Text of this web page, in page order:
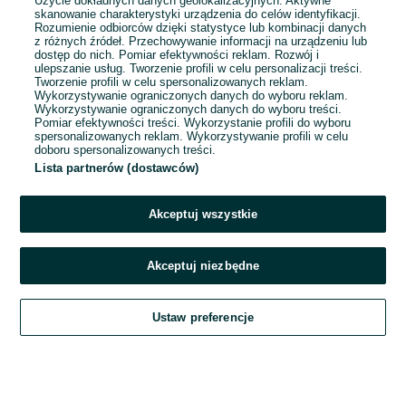
1 ... 6 ... 20
Zadzwoń / SMS
Szukaj Obserwujesz Dodaj Czat Konto
skanowanie charakterystyki urządzenia do celów identyfikacji.
Rozumienie odbiorców dzięki statystyce lub kombinacji danych
z różnych źródeł. Przechowywanie informacji na urządzeniu lub
dostęp do nich. Pomiar efektywności reklam. Rozwój i
ulepszanie usług. Tworzenie profili w celu personalizacji treści.
Tworzenie profili w celu spersonalizowanych reklam.
Wykorzystywanie ograniczonych danych do wyboru reklam.
Wykorzystywanie ograniczonych danych do wyboru treści.
Pomiar efektywności treści. Wykorzystanie profili do wyboru
spersonalizowanych reklam. Wykorzystywanie profili w celu
doboru spersonalizowanych treści.
Lista partnerów (dostawców)
Akceptuj wszystkie
Akceptuj niezbędne
Ustaw preferencje